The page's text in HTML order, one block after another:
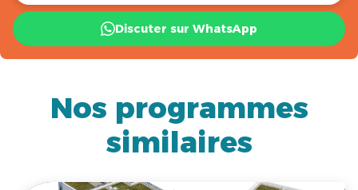
Discuter sur WhatsApp
Nos programmes
similaires